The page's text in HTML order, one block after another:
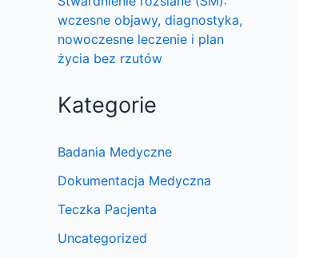
wczesne objawy, diagnostyka,
nowoczesne leczenie i plan
życia bez rzutów
Kategorie
Badania Medyczne
Dokumentacja Medyczna
Teczka Pacjenta
Uncategorized